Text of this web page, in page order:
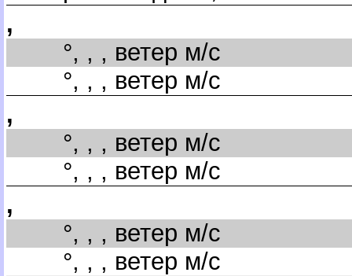
,
°, , , ветер м/с
°, , , ветер м/с
,
°, , , ветер м/с
°, , , ветер м/с
,
°, , , ветер м/с
°, , , ветер м/с